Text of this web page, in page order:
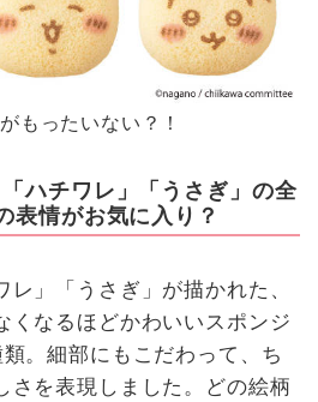
もったいない？！
ハチワレ」「うさぎ」の全
表情がお気に入り？
レ」「うさぎ」が描かれた、
くなるほどかわいいスポンジ
。細部にもこだわって、ち
さを表現しました。どの絵柄